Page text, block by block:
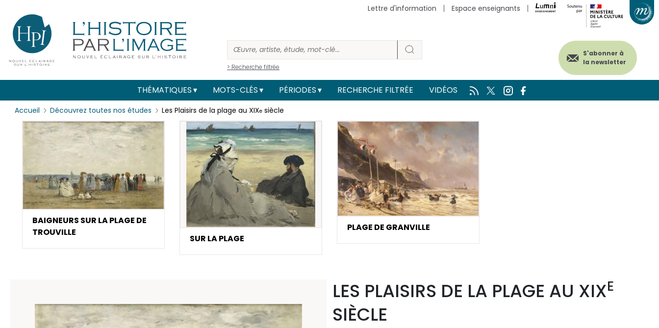
> Recherche filtrée
Menu
secondaire
(header)
Lettre d'information Espace enseignants
S'abonner à
la newsletter
Main
navigation
THÉMATIQUES MOTS-CLÉS PÉRIODES RECHERCHE FILTRÉE VIDÉOS
Accueil Découvrez toutes nos études Les Plaisirs de la plage au XIXe siècle
BAIGNEURS SUR LA PLAGE DE
TROUVILLE
SUR LA PLAGE
PLAGE DE GRANVILLE
LES PLAISIRS DE LA PLAGE AU XIXE
SIÈCLE